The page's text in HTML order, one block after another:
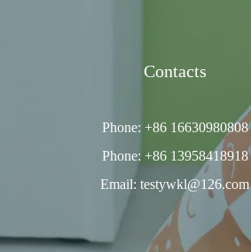
Contacts
Phone: +86 16630980808
Phone: +86 13958418918
Email: testywkl@126.com